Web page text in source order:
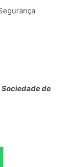
de